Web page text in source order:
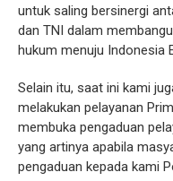
untuk saling bersinergi
dan TNI dalam
hukum menuju Indonesia
Selain itu, saat ini kami
melakukan pelayanan
membuka pengaduan
yang artinya apabila
pengaduan kepada kami